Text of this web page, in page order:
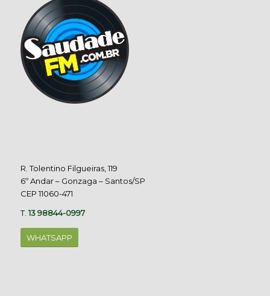
R. Tolentino Filgueiras, 119
6º Andar – Gonzaga – Santos/SP
CEP 11060-471
T.13 98844-0997
WHATSAPP